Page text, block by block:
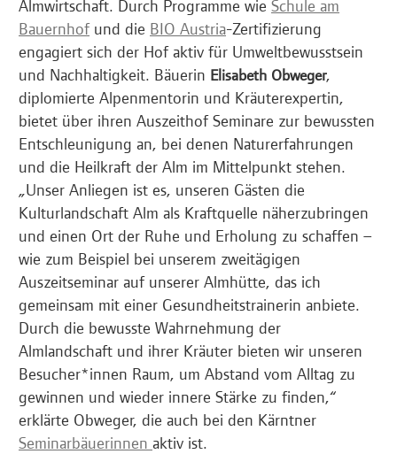
Almwirtschaft. Durch Programme wie Schule am
Bauernhofund die BIO Austria-Zertifizierung
engagiert sich der Hof aktiv für Umweltbewusstsein
und Nachhaltigkeit. Bäuerin Elisabeth Obweger,
diplomierte Alpenmentorin und Kräuterexpertin,
bietet über ihren Auszeithof Seminare zur bewussten
Entschleunigung an, bei denen Naturerfahrungen
und die Heilkraft der Alm im Mittelpunkt stehen.
„Unser Anliegen ist es, unseren Gästen die
Kulturlandschaft Alm als Kraftquelle näherzubringen
und einen Ort der Ruhe und Erholung zu schaffen –
wie zum Beispiel bei unserem zweitägigen
Auszeitseminar auf unserer Almhütte, das ich
gemeinsam mit einer Gesundheitstrainerin anbiete.
Durch die bewusste Wahrnehmung der
Almlandschaft und ihrer Kräuter bieten wir unseren
Besucher*innen Raum, um Abstand vom Alltag zu
gewinnen und wieder innere Stärke zu finden,“
erklärte Obweger, die auch bei den Kärntner
Seminarbäuerinnen aktiv ist.